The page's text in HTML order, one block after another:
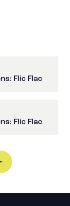
Flic Flac
Flic Flac